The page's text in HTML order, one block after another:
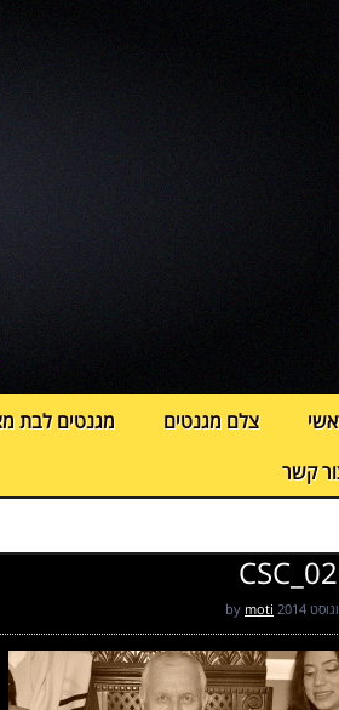
צלם מגנטים מגנטים לבת
קשר
moti